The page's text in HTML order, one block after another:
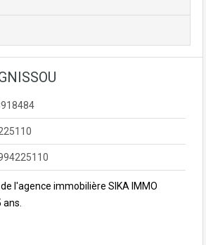
l'agence immobilière SIKA IMMO
ans.